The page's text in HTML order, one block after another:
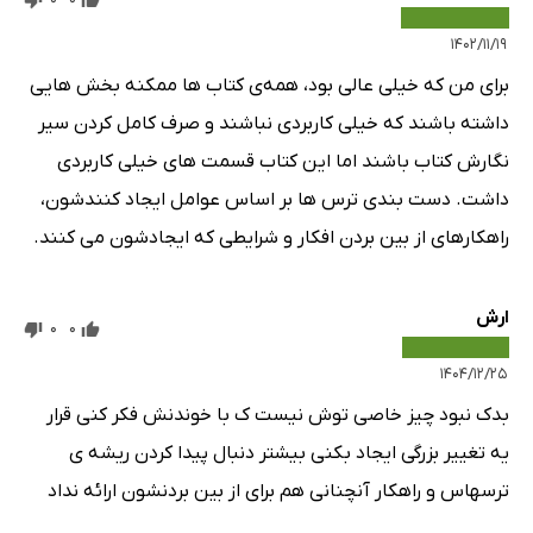
انواع ترس در کودکان
ترس از جانوران کوچک و حشرات
ترس از چیزهایی که در شب پنهان هستند
ترس از هیولا
ترس از حمام
ترس از سگ
ترس‌های ویژه دوران مدرسه
علل اساسی ایجاد ترس در کودکان
وابستگی زیاد به والدین
الگو قرار دادن یکی از اطرافیان نزدیک
تهدید والدین به انجام دادن کاری توسط کودک
ترساندن کودک برای ایجاد نظم در خانه
۱۴۰۲/۱۱/۱۹
برای من که خیلی عالی بود، همه‌ی کتاب ها ممکنه بخش هایی
داشته باشند که خیلی کاربردی نباشند و صرف کامل کردن سیر
نگارش کتاب باشند اما این کتاب قسمت های خیلی کاربردی
داشت. دست بندی ترس ها بر اساس عوامل ایجاد کنندشون،
راهکارهای از بین بردن افکار و شرایطی که ایجادشون می کنند.
ارش
۱۴۰۴/۱۲/۲۵
0
0
بدک نبود چیز خاصی توش نیست ک با خوندنش فکر کنی قرار
یه تغییر بزرگی ایجاد بکنی بیشتر دنبال پیدا کردن ریشه ی
ترسهاس و راهکار آنچنانی هم برای از بین بردنشون ارائه نداد